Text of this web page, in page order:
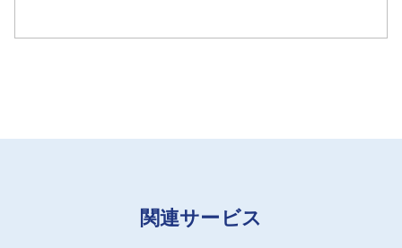
関連サービス